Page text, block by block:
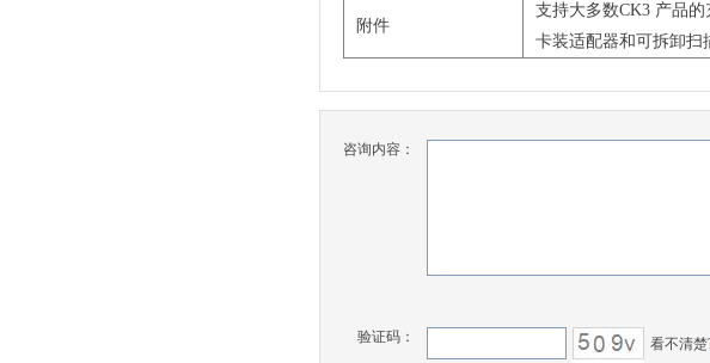
附件
支持大多数CK3 产品的
卡装适配器和可拆卸扫
咨询内容：
验证码： 看不清楚